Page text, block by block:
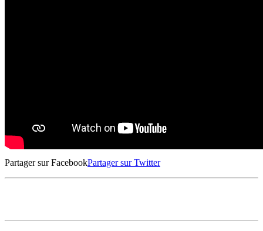
Partager sur FacebookPartager sur Twitter